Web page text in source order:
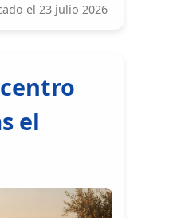
el 23 julio 2026
el